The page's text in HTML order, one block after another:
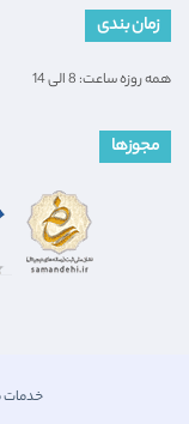
زمان بندی
همه روزه ساعت: 8 الی 14
مجوزها
خدمات